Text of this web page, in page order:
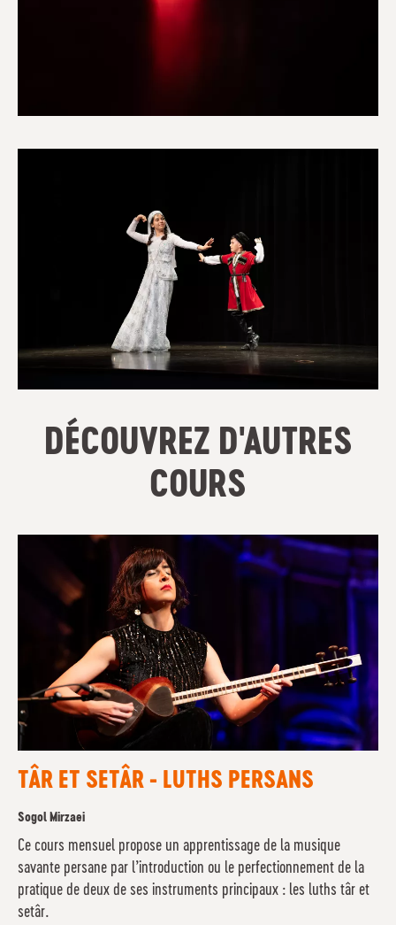
DÉCOUVREZ D'AUTRES
COURS
TÂR ET SETÂR - LUTHS PERSANS
Sogol Mirzaei
Ce cours mensuel propose un apprentissage de la musique
savante persane par l’introduction ou le perfectionnement de la
pratique de deux de ses instruments principaux : les luths târ et
setâr.